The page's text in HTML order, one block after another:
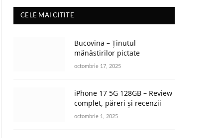
CELE MAI CITITE
Bucovina – Ținutul
mănăstirilor pictate
octombrie 17, 2025
iPhone 17 5G 128GB – Review
complet, păreri și recenzii
octombrie 1, 2025